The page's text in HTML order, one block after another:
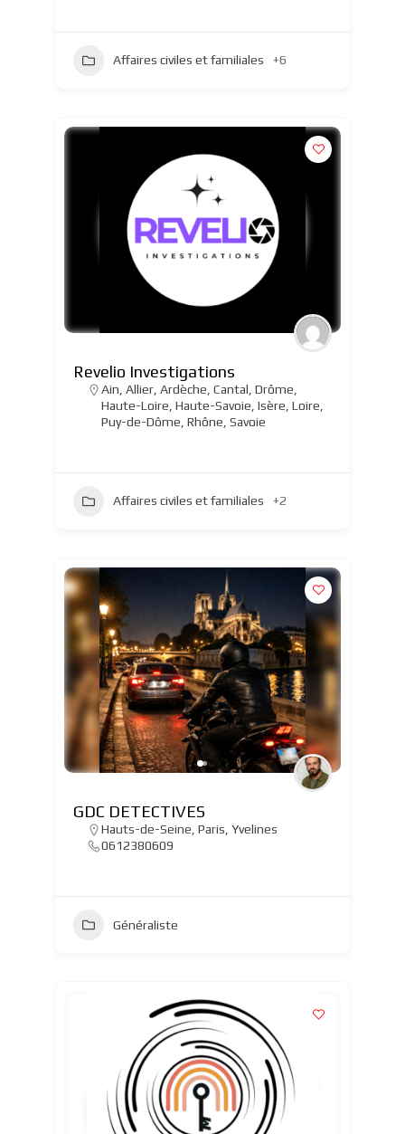
Affaires civiles et familiales +6
Revelio Investigations
Ain Allier, Ardèche Cantal Drôme
Haute-Loire Haute-Savoie Isère Loire
Puy-de-Dôme Rhône Savoie
Affaires civiles et familiales +2
GDC DETECTIVES
Hauts-de-Seine Paris Yvelines
0612380609
Généraliste